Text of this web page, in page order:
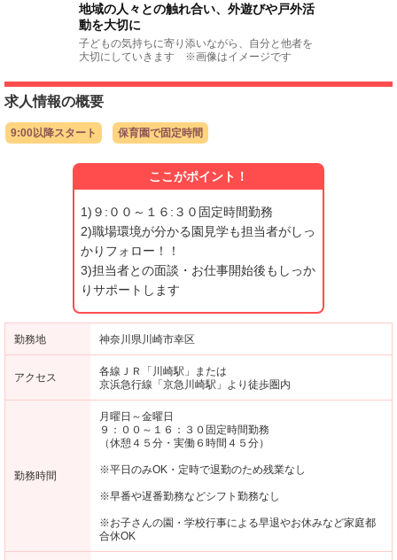
地域の人々との触れ合い、外遊びや戸外活
動を大切に
子どもの気持ちに寄り添いながら、自分と他者を
大切にしていきます ※画像はイメージです
求人情報の概要
9:00以降スタート 保育園で固定時間
ここがポイント！
1)９:００～１６:３０固定時間勤務
2)職場環境が分かる園見学も担当者がしっ
かりフォロー！！
3)担当者との面談・お仕事開始後もしっか
りサポートします
勤務地 神奈川県川崎市幸区
アクセス
各線ＪＲ「川崎駅」または
京浜急行線「京急川崎駅」より徒歩圏内
勤務時間
月曜日～金曜日
９：００～１６：３０固定時間勤務
（休憩４５分・実働６時間４５分）
※平日のみOK・定時で退勤のため残業なし
※早番や遅番勤務などシフト勤務なし
※お子さんの園・学校行事による早退やお休みなど家庭都
合休OK